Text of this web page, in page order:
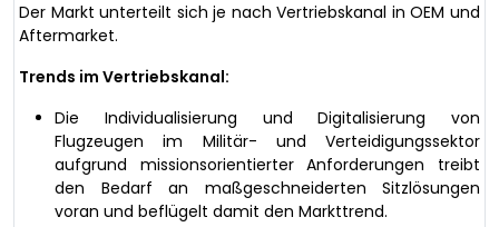
Der Markt unterteilt sich je nach Vertriebskanal in OEM und
Aftermarket.
Trends im Vertriebskanal:
Die Individualisierung und Digitalisierung von
Flugzeugen im Militär- und Verteidigungssektor
aufgrund missionsorientierter Anforderungen treibt
den Bedarf an maßgeschneiderten Sitzlösungen
voran und beflügelt damit den Markttrend.